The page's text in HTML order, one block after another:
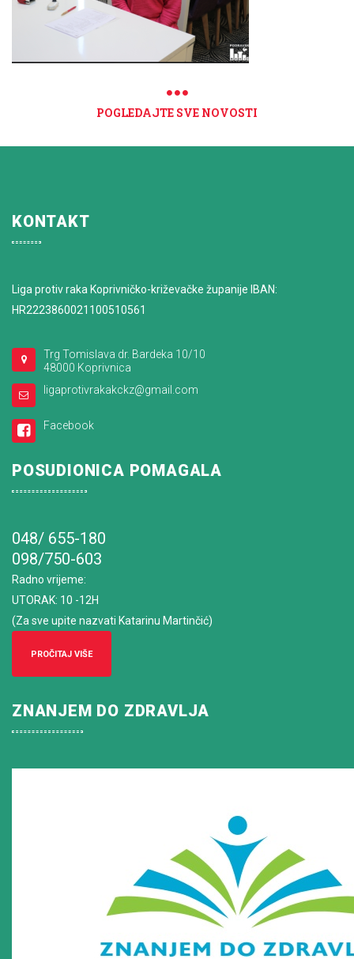
POGLEDAJTE SVE NOVOSTI
KONTAKT
Liga protiv raka Koprivničko-križevačke županije IBAN:
HR2223860021100510561
Trg Tomislava dr. Bardeka 10/10
48000 Koprivnica
ligaprotivrakakckz@gmail.com
Facebook
POSUDIONICA POMAGALA
048/ 655-180
098/750-603
Radno vrijeme:
UTORAK: 10 -12H
(Za sve upite nazvati Katarinu Martinčić)
PROČITAJ VIŠE
ZNANJEM DO ZDRAVLJA